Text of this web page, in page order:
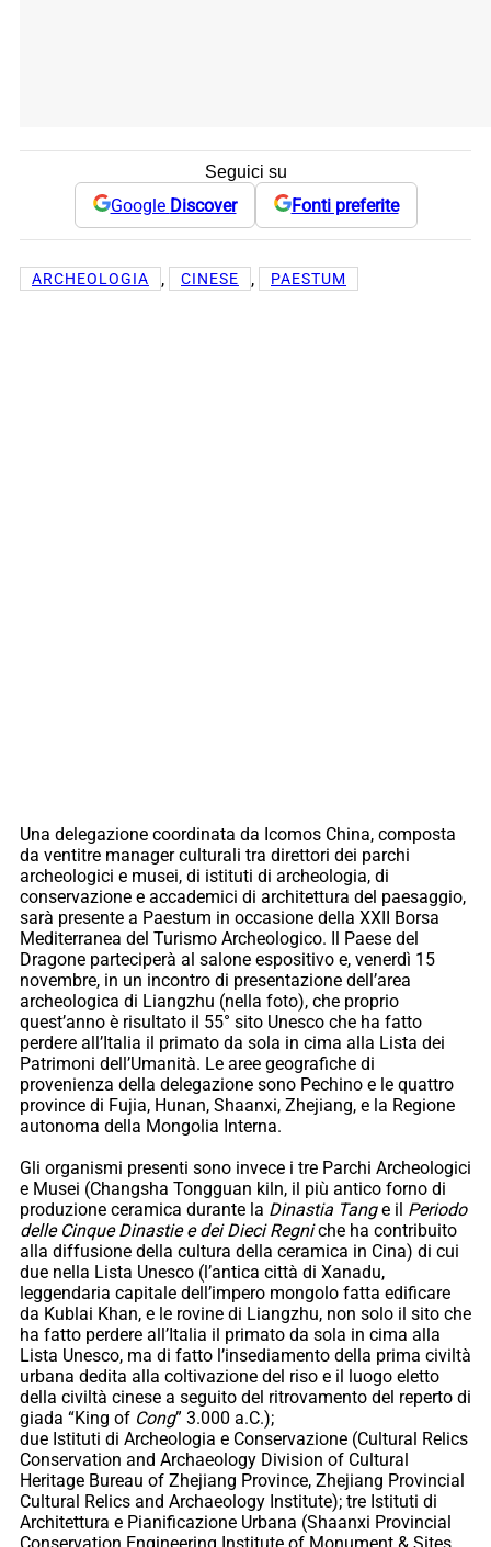
Seguici su
Google Discover Fonti preferite
ARCHEOLOGIA , CINESE , PAESTUM
Una delegazione coordinata da Icomos China, composta
da ventitre manager culturali tra direttori dei parchi
archeologici e musei, di istituti di archeologia, di
conservazione e accademici di architettura del paesaggio,
sarà presente a Paestum in occasione della XXII Borsa
Mediterranea del Turismo Archeologico. Il Paese del
Dragone parteciperà al salone espositivo e, venerdì 15
novembre, in un incontro di presentazione dell’area
archeologica di Liangzhu (nella foto), che proprio
quest’anno è risultato il 55° sito Unesco che ha fatto
perdere all’Italia il primato da sola in cima alla Lista dei
Patrimoni dell’Umanità. Le aree geografiche di
provenienza della delegazione sono Pechino e le quattro
province di Fujia, Hunan, Shaanxi, Zhejiang, e la Regione
autonoma della Mongolia Interna.
Gli organismi presenti sono invece i tre Parchi Archeologici
e Musei (Changsha Tongguan kiln, il più antico forno di
produzione ceramica durante la Dinastia Tange il Periodo
delle Cinque Dinastie e dei Dieci Regniche ha contribuito
alla diffusione della cultura della ceramica in Cina) di cui
due nella Lista Unesco (l’antica città di Xanadu,
leggendaria capitale dell’impero mongolo fatta edificare
da Kublai Khan, e le rovine di Liangzhu, non solo il sito che
ha fatto perdere all’Italia il primato da sola in cima alla
Lista Unesco, ma di fatto l’insediamento della prima civiltà
urbana dedita alla coltivazione del riso e il luogo eletto
della civiltà cinese a seguito del ritrovamento del reperto di
giada “King of Cong” 3.000 a.C.);
due Istituti di Archeologia e Conservazione (Cultural Relics
Conservation and Archaeology Division of Cultural
Heritage Bureau of Zhejiang Province, Zhejiang Provincial
Cultural Relics and Archaeology Institute); tre Istituti di
Architettura e Pianificazione Urbana (Shaanxi Provincial